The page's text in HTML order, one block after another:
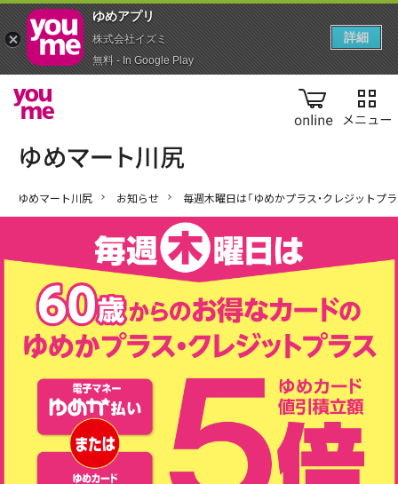
online
ゆめマート川尻 お知らせ 毎週木曜日は「ゆめかプラス・クレジットプ
ゆめアプ‪リ‬
株式会社イズミ
無料 - In Google Play
詳細